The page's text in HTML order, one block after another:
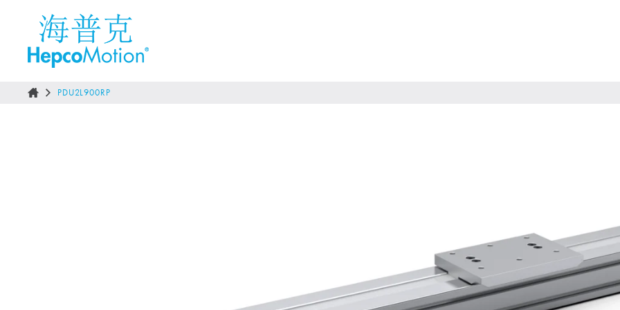
PDU2L900RP